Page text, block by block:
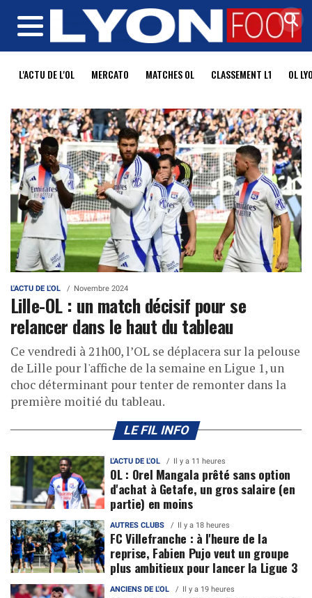
MENU
L'ACTU DE L'OL MERCATO MATCHES OL CLASSEMENT L1 OL
L'ACTU DE L'OL Novembre 2024
Lille-OL : un match décisif pour se
relancer dans le haut du tableau
Ce vendredi à 21h00, l’OL se déplacera sur la pelouse
de Lille pour l'affiche de la semaine en Ligue 1, un
choc déterminant pour tenter de remonter dans la
première moitié du tableau.
LE FIL INFO
L'ACTU DE L'OL Il y a 11 heures
OL : Orel Mangala prêté sans option
d'achat à Getafe, un gros salaire (en
partie) en moins
AUTRES CLUBS Il y a 18 heures
FC Villefranche : à l'heure de la
reprise, Fabien Pujo veut un groupe
plus ambitieux pour lancer la Ligue 3
ANCIENS DE L'OL Il y a 19 heures